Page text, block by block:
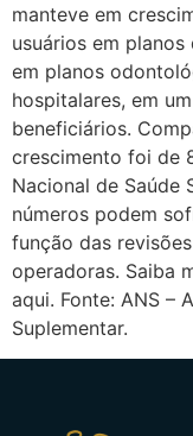
manteve em
usuários em
em planos
hospitalares, em
beneficiários.
crescimento foi de
Nacional de Saúde
números podem
função das
operadoras. Saiba
aqui. Fonte: ANS –
Suplementar.